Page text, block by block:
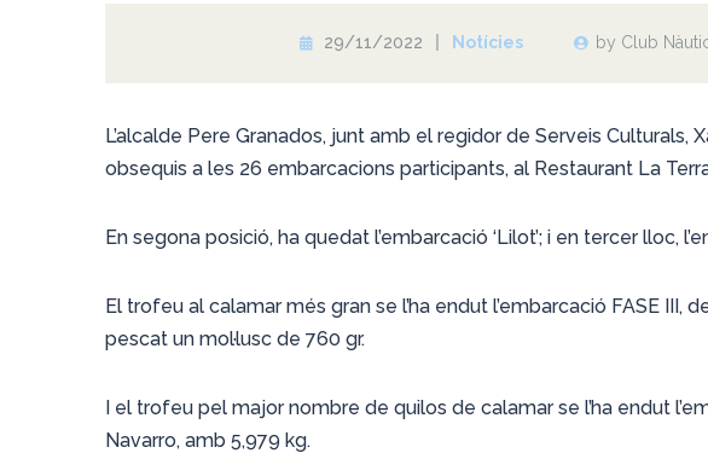
29/11/2022 Notícies by Club
L’alcalde Pere Granados, junt amb el regidor de Serveis Culturals,
obsequis a les 26 embarcacions participants, al Restaurant La
En segona posició, ha quedat l’embarcació ‘Lilot’; i en tercer lloc,
El trofeu al calamar més gran se l’ha endut l’embarcació FASE III,
pescat un mol·lusc de 760 gr.
I el trofeu pel major nombre de quilos de calamar se l’ha endut
Navarro, amb 5,979 kg.